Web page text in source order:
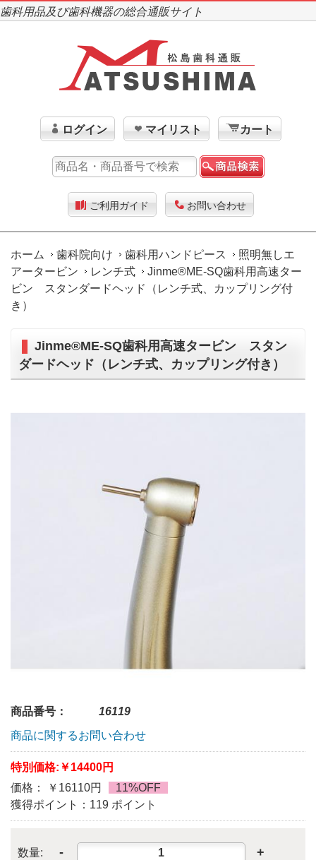
歯科用品及び歯科機器の総合通販サイト
ログイン マイリスト カート
ご利用ガイド お問い合わせ
ホーム 歯科院向け 歯科用ハンドピース
照明無しエ
アータービン
レンチ式
Jinme®ME-SQ歯科用高速ター
ビン スタンダードヘッド（レンチ式、カップリング付
き）
Jinme®ME-SQ歯科用高速タービン スタン
ダードヘッド（レンチ式、カップリング付き）
商品番号：
16119
商品に関するお問い合わせ
特別価格: ￥14400円
価格： ￥16110円
11%OFF
獲得ポイント：119 ポイント
数量: - +